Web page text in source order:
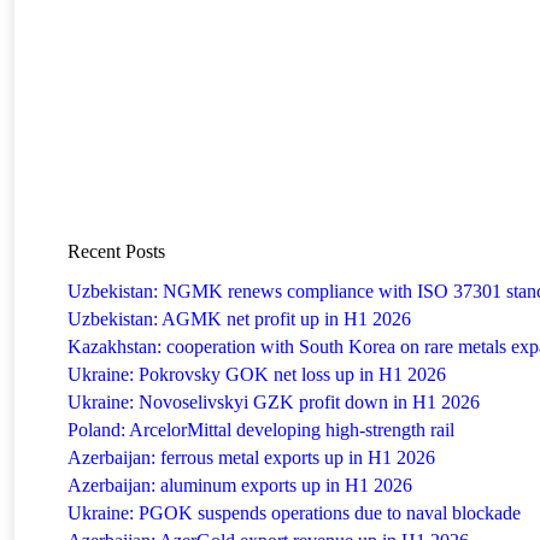
Recent Posts
Uzbekistan: NGMK renews compliance with ISO 37301
Uzbekistan: AGMK net profit up in H1 2026
Kazakhstan: cooperation with South Korea on rare metals
Ukraine: Pokrovsky GOK net loss up in H1 2026
Ukraine: Novoselivskyi GZK profit down in H1 2026
Poland: ArcelorMittal developing high-strength rail
Azerbaijan: ferrous metal exports up in H1 2026
Azerbaijan: aluminum exports up in H1 2026
Ukraine: PGOK suspends operations due to naval blockade